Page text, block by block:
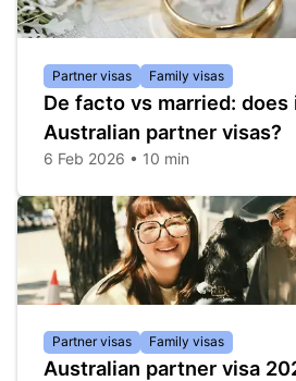
Partner visas Family visas
De facto vs married:
Australian partner visas?
6 Feb 2026 • 10 min
Partner visas Family visas
Australian partner visa